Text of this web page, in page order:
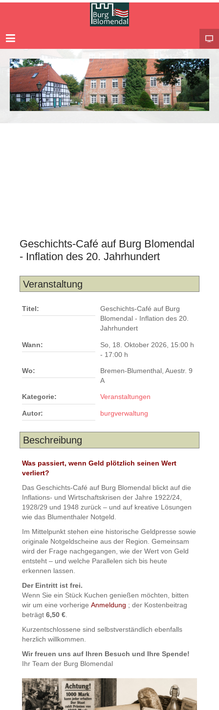
Geschichts-Café auf Burg Blomendal
- Inflation des 20. Jahrhundert
Veranstaltung
Titel:
Geschichts-Café auf Burg
Blomendal - Inflation des 20.
Jahrhundert
Wann: So, 18. Oktober 2026
15:00 h
- 17:00 h
Wo:
Bremen-Blumenthal, Auestr. 9
A
Kategorie: Veranstaltungen
Autor: burgverwaltung
Beschreibung
Was passiert, wenn Geld plötzlich seinen Wert
verliert?
Das Geschichts-Café auf Burg Blomendal blickt auf die
Inflations- und Wirtschaftskrisen der Jahre 1922/24,
1928/29 und 1948 zurück – und auf kreative Lösungen
wie das Blumenthaler Notgeld.
Im Mittelpunkt stehen eine historische Geldpresse sowie
originale Notgeldscheine aus der Region. Gemeinsam
wird der Frage nachgegangen, wie der Wert von Geld
entsteht – und welche Parallelen sich bis heute
erkennen lassen.
Der Eintritt ist frei.
Wenn Sie ein Stück Kuchen genießen möchten, bitten
wir um eine vorherige Anmeldung ; der Kostenbeitrag
beträgt 6,50 €
Kurzentschlossene sind selbstverständlich ebenfalls
herzlich willkommen.
Wir freuen uns auf Ihren Besuch und Ihre Spende!
Ihr Team der Burg Blomendal